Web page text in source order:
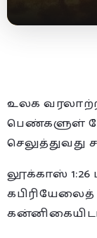
உலக
பெண்களுள்
செலுத்துவது
லூக்காஸ் 1:26